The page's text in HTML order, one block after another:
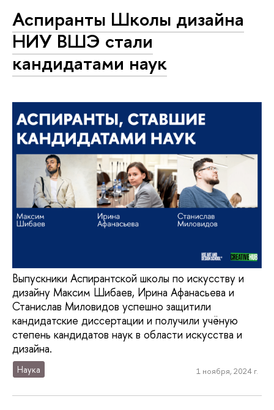
Аспиранты Школы дизайна
НИУ ВШЭ стали
кандидатами наук
Выпускники Аспирантской школы по искусству и
дизайну Максим Шибаев, Ирина Афанасьева и
Станислав Миловидов успешно защитили
кандидатские диссертации и получили учёную
степень кандидатов наук в области искусства и
дизайна.
Наука 1 ноября, 2024 г.